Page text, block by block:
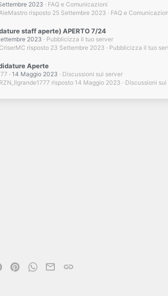
2023
FAQ e Comunicazioni
FAQ e
25 Settembre 2023
AleMastro
staff aperte) APERTO 7/24
2023
Pubblicizza il tuo server
Pubblicizza il tuo
23 Settembre 2023
CriserMC
Aperte
14 Maggio 2023
Discussioni sui server
Discussioni
14 Maggio 2023
RZN_Ilgrande1777
Reddit PinterestWhatsApp
e-mailLink